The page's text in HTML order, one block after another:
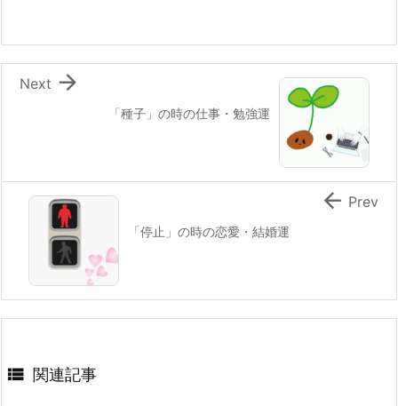
「種子」の時の仕事・勉強運

Next
「停止」の時の恋愛・結婚運
 Prev
 関連記事